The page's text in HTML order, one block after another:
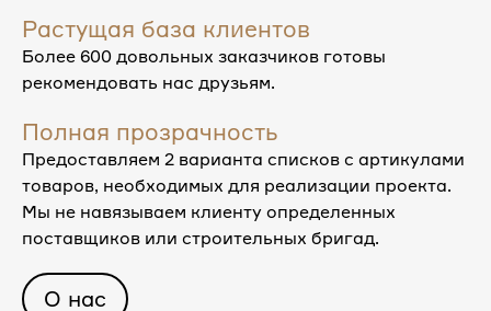
Растущая база клиентов
Более 600 довольных заказчиков готовы
рекомендовать нас друзьям.
Полная прозрачность
Предоставляем 2 варианта списков с артикулами
товаров, необходимых для реализации проекта.
Мы не навязываем клиенту определенных
поставщиков или строительных бригад.
О нас